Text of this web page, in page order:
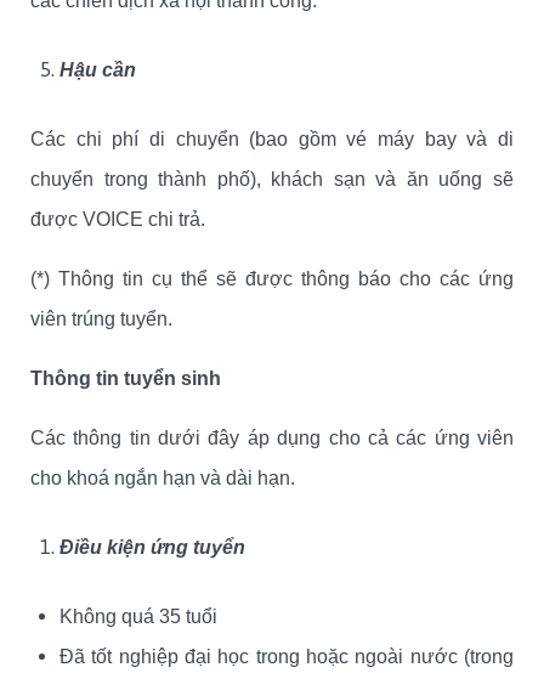
Hậu cần
Các chi phí di chuyển (bao gồm vé máy bay và di
chuyển trong thành phố), khách sạn và ăn uống sẽ
được VOICE chi trả.
(*) Thông tin cụ thể sẽ được thông báo cho các ứng
viên trúng tuyển.
Thông tin tuyển sinh
Các thông tin dưới đây áp dụng cho cả các ứng viên
cho khoá ngắn hạn và dài hạn.
Điều kiện ứng tuyển
Không quá 35 tuổi
Đã tốt nghiệp đại học trong hoặc ngoài nước (trong